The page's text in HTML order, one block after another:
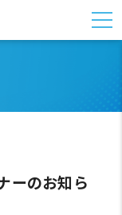
ーのお知ら